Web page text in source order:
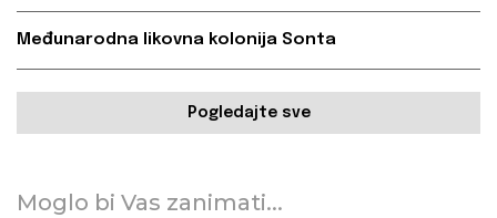
Međunarodna likovna kolonija Sonta
Pogledajte sve
Moglo bi Vas zanimati...